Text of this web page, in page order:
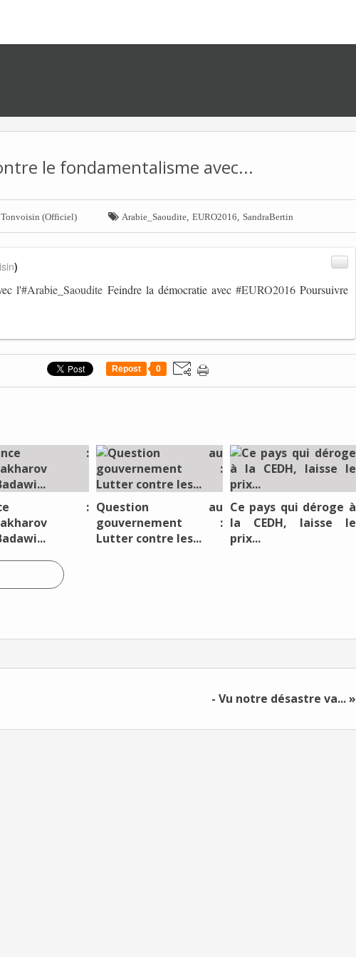
le fondamentalisme avec...
Tonvoisin (Officiel)  Arabie_Saoudite EURO2016 SandraBertin
l'#Arabie_Saoudite Feindre la démocratie avec #EURO2016Poursuivre
)
Repost 0
: Question au
gouvernement :
Lutter contre les...
Ce pays qui déroge à
la CEDH, laisse le
prix...
- Vu notre désastre va... »